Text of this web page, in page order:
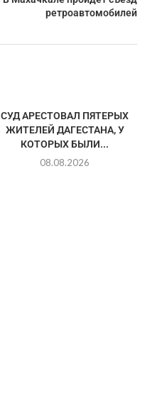
ретроавтомобилей
СУД АРЕСТОВАЛ ПЯТЕРЫХ
ЖИТЕЛЕЙ ДАГЕСТАНА, У
КОТОРЫХ БЫЛИ...
08.08.2026